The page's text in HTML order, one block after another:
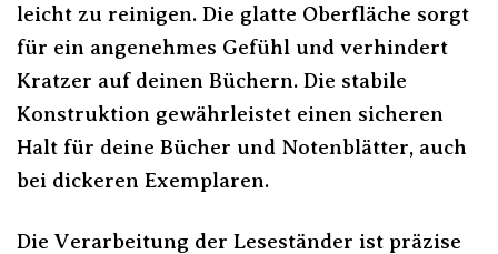
leicht zu reinigen. Die glatte Oberfläche sorgt
für ein angenehmes Gefühl und verhindert
Kratzer auf deinen Büchern. Die stabile
Konstruktion gewährleistet einen sicheren
Halt für deine Bücher und Notenblätter, auch
bei dickeren Exemplaren.
Die Verarbeitung der Leseständer ist präzise